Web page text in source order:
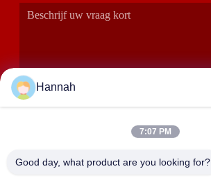
Hannah
7:07 PM
Good day, what product are you looking for?